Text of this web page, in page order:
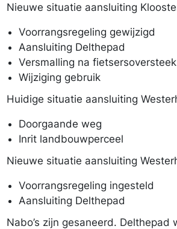
Nieuwe situatie aansluiting
Voorrangsregeling gewijzigd
Aansluiting Delthepad
Versmalling na fietsersoversteek
Wijziging gebruik
Huidige situatie aansluiting
Doorgaande weg
Inrit landbouwperceel
Nieuwe situatie aansluiting
Voorrangsregeling ingesteld
Aansluiting Delthepad
Nabo’s zijn gesaneerd. Delthepad